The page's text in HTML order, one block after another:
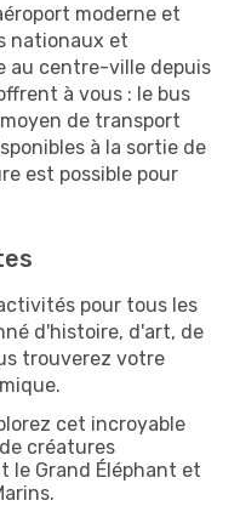
moderne et
nationaux et
au centre-ville depuis
à vous : le bus
de transport
à la sortie de
est possible pour
pour tous les
d'histoire, d'art, de
trouverez votre
cet incroyable
créatures
le Grand Éléphant et